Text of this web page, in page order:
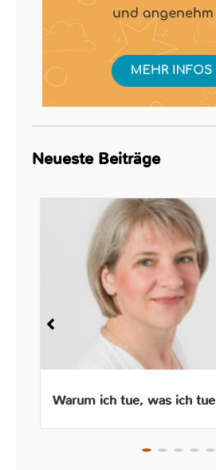
Neueste Beiträge
Warum ich tue, was ich tue